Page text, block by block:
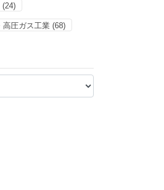
(24)
高圧ガス工業 (68)